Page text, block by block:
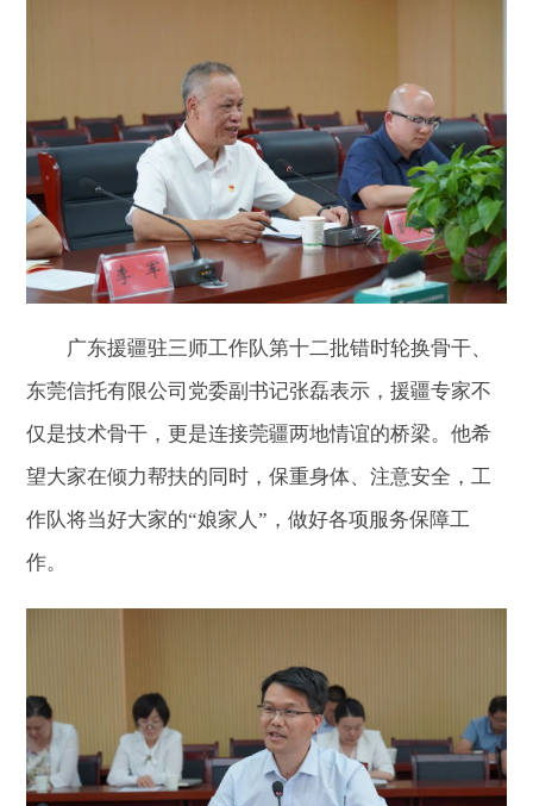
广东援疆驻三师工作队第十二批错时轮换骨干、
东莞信托有限公司党委副书记张磊表示，援疆专家不
仅是技术骨干，更是连接莞疆两地情谊的桥梁。他希
望大家在倾力帮扶的同时，保重身体、注意安全，工
作队将当好大家的“娘家人”，做好各项服务保障工
作。